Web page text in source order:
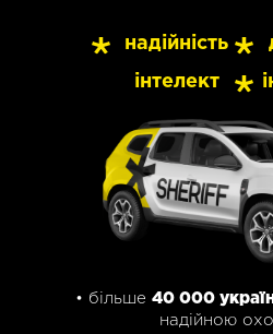
надійність
• більше 40 000
надійною
інтелект